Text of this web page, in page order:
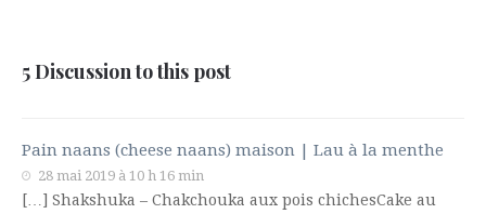
5 Discussion to this post
Pain naans (cheese naans) maison | Lau à la menthe
28 mai 2019 à 10 h 16 min
[…] Shakshuka – Chakchouka aux pois chichesCake au